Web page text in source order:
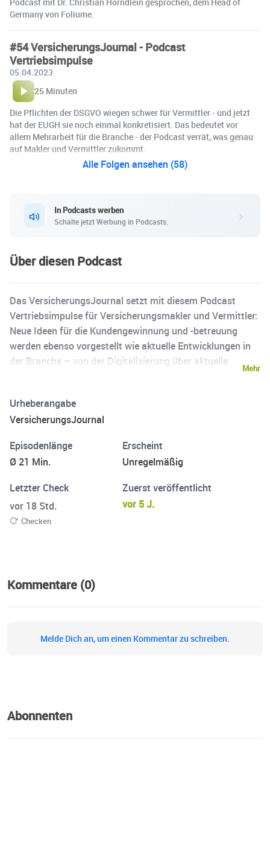
Germany von Foliume.
#54 VersicherungsJournal - Podcast
Vertriebsimpulse
05.04.2023
25 Minuten
Die Pflichten der DSGVO wiegen schwer für Vermittler - und jetzt
hat der EUGH sie noch einmal konkretisiert. Das bedeutet vor
allem Mehrarbeit für die Branche - der Podcast verrät, was genau
auf Makler und Vermittler zukommt.
Alle Folgen ansehen (58)
In Podcasts werben
Schalte jetzt Werbung in Podcasts.
Über diesen Podcast
Das VersicherungsJournal setzt mit diesem Podcast
Vertriebsimpulse für Versicherungsmakler und Vermittler:
Neue Ideen für die Kundengewinnung und -betreuung
werden ebenso vorgestellt wie aktuelle Entwicklungen in
der Branche – von der Digitalisierung über aktuelle
aufbereitet.
Mehr
Urheberangabe
VersicherungsJournal
Episodenlänge
Ø 21 Min.
Erscheint
Unregelmäßig
Letzter Check
vor 18 Std.
Checken
Zuerst veröffentlicht
vor 5 J.
Kommentare (0)
Melde Dich an, um einen Kommentar zu schreiben.
Abonnenten